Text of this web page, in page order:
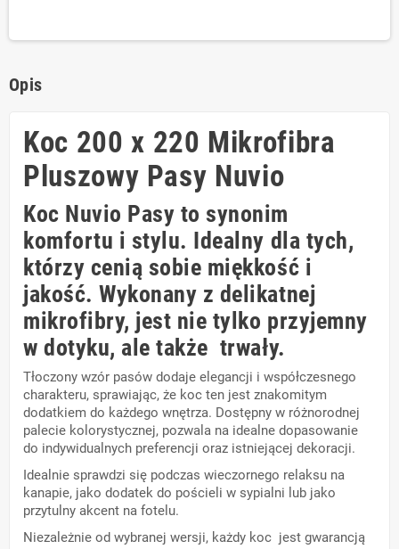
Opis
Koc 200 x 220 Mikrofibra
Pluszowy Pasy Nuvio
Koc Nuvio Pasy to synonim
komfortu i stylu. Idealny dla tych,
którzy cenią sobie miękkość i
jakość. Wykonany z delikatnej
mikrofibry, jest nie tylko przyjemny
w dotyku, ale także trwały.
Tłoczony wzór pasów dodaje elegancji i współczesnego
charakteru, sprawiając, że koc ten jest znakomitym
dodatkiem do każdego wnętrza. Dostępny w różnorodnej
palecie kolorystycznej, pozwala na idealne dopasowanie
do indywidualnych preferencji oraz istniejącej dekoracji.
Idealnie sprawdzi się podczas wieczornego relaksu na
kanapie, jako dodatek do pościeli w sypialni lub jako
przytulny akcent na fotelu.
Niezależnie od wybranej wersji, każdy koc jest gwarancją